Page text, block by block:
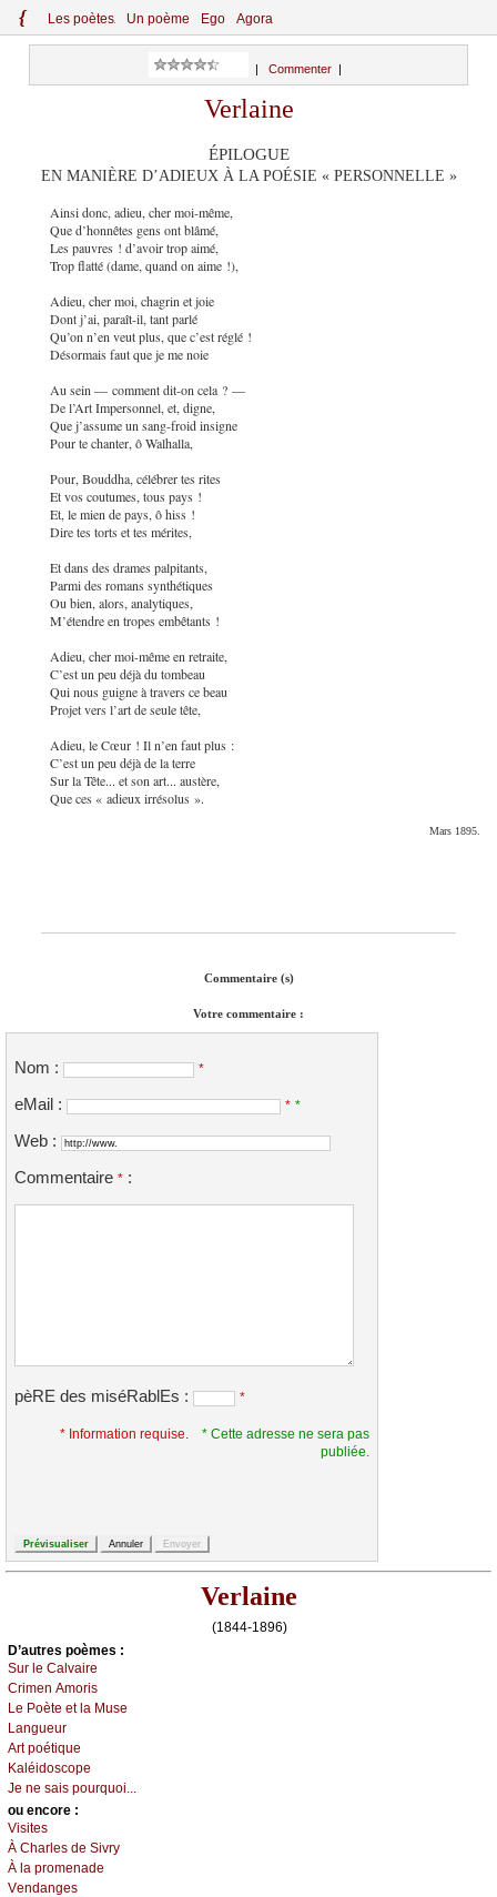
{ Les poètes Un poème Ego Agora
Commenter
Verlaine
ÉPILOGUE
EN MANIÈRE D’ADIEUX À LA POÉSIE « PERSONNELLE »
Ainsi donc, adieu, cher moi-même,
Que d’honnêtes gens ont blâmé,
Les pauvres ! d’avoir trop aimé,
Trop flatté (dame, quand on aime !),
Adieu, cher moi, chagrin et joie
Dont j’ai, paraît-il, tant parlé
Qu’on n’en veut plus, que c’est réglé !
Désormais faut que je me noie
Au sein — comment dit-on cela ? —
De l’Art Impersonnel, et, digne,
Que j’assume un sang-froid insigne
Pour te chanter, ô Walhalla,
Pour, Bouddha, célébrer tes rites
Et vos coutumes, tous pays !
Et, le mien de pays, ô hiss !
Dire tes torts et tes mérites,
Et dans des drames palpitants,
Parmi des romans synthétiques
Ou bien, alors, analytiques,
M’étendre en tropes embêtants !
Adieu, cher moi-même en retraite,
C’est un peu déjà du tombeau
Qui nous guigne à travers ce beau
Projet vers l’art de seule tête,
Adieu, le Cœur ! Il n’en faut plus :
C’est un peu déjà de la terre
Sur la Tête... et son art... austère,
Que ces « adieux irrésolus ».
Mars 1895.
Commentaire (s)
Votre commentaire :
Nom : *
eMail : * *
Web :
Commentaire * :
pèRE des miséRablEs : *
* Information requise.
* Cette adresse ne sera pas
publiée.
Verlaine
(1844-1896)
D’autrеs pоèmеs :
Sur lе Саlvаirе
Сrimеn Αmоris
Lе Ρоètе еt lа Μusе
Lаnguеur
Αrt pоétiquе
Kаléidоsсоpе
Jе nе sаis pоurquоi...
оu еncоrе :
Visitеs
À Сhаrlеs dе Sivrу
À lа prоmеnаdе
Vеndаngеs